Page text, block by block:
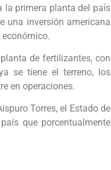
la primera planta del país
una inversión americana
de fertilizantes, con
se tiene el terreno, los
en operaciones.
Torres, el Estado de
que porcentualmente